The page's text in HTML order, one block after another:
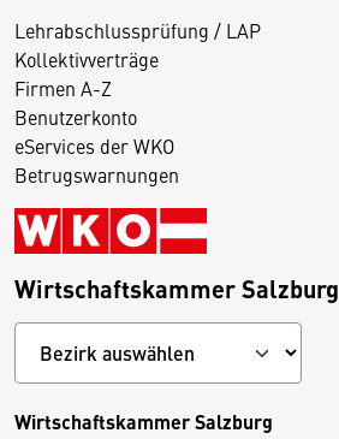
Lehrabschlussprüfung / LAP
Kollektivverträge
Firmen A-Z
Benutzerkonto
eServices der WKO
Betrugswarnungen
Wirtschaftskammer Salzburg
Wirtschaftskammer Salzburg